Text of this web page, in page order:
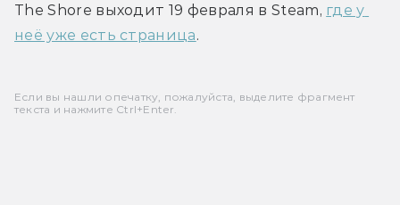
The Shore выходит 19 февраля в Steam, где у
неё уже есть страница.
Если вы нашли опечатку, пожалуйста, выделите фрагмент
текста и нажмите Ctrl+Enter.